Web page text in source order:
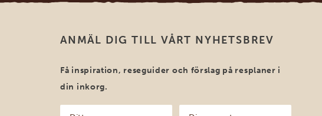
ANMÄL DIG TILL VÅRT NYHETSBREV
Få inspiration, reseguider och förslag på resplaner i
din inkorg.